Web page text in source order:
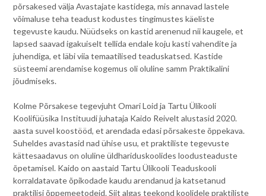
põrsakesed välja Avastajate kastidega, mis annavad lastele
võimaluse teha teadust kodustes tingimustes käeliste
tegevuste kaudu. Nüüdseks on kastid arenenud nii kaugele, et
lapsed saavad igakuiselt tellida endale koju kasti vahendite ja
juhendiga, et läbi viia temaatilised teaduskatsed. Kastide
süsteemi arendamise kogemus oli oluline samm Praktikalini
jõudmiseks.
Kolme Põrsakese tegevjuht Omari Loid ja Tartu Ülikooli
Koolifüüsika Instituudi juhataja Kaido Reivelt alustasid 2020.
aasta suvel koostööd, et arendada edasi põrsakeste õppekava.
Suheldes avastasid nad ühise usu, et praktiliste tegevuste
kättesaadavus on oluline üldhariduskoolides loodusteaduste
õpetamisel. Kaido on aastaid Tartu Ülikooli Teaduskooli
korraldatavate õpikodade kaudu arendanud ja katsetanud
praktilisi õppemeetodeid. Siit algas teekond koolidele praktiliste